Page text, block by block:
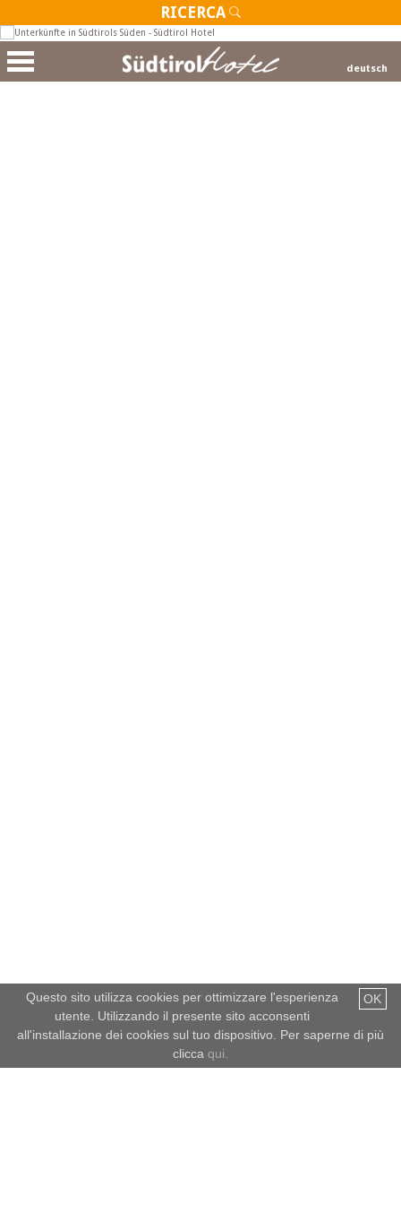
RICERCA
deutsch
OK
Questo sito utilizza cookies per ottimizzare l'esperienza
utente. Utilizzando il presente sito acconsenti
all'installazione dei cookies sul tuo dispositivo. Per saperne di più
clicca qui.